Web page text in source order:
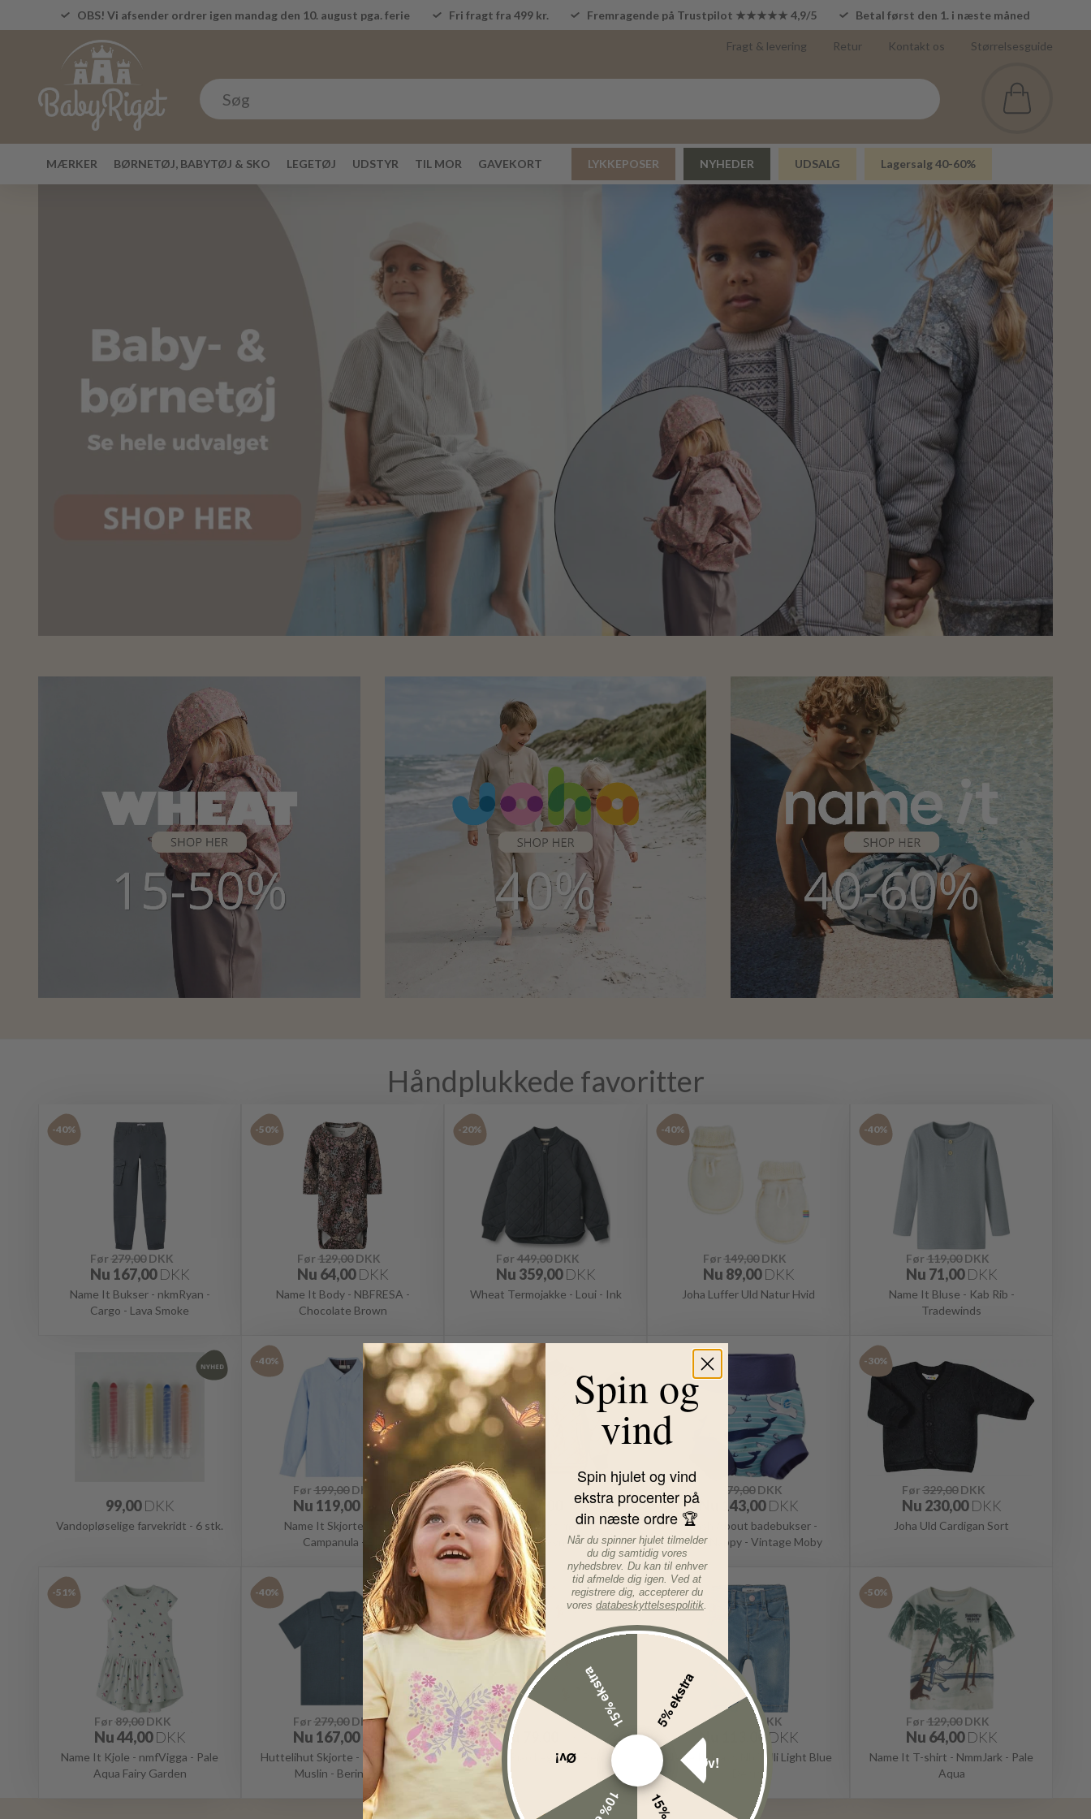
OBS! Vi afsender ordrer igen mandag den 10. august pga. ferie Fri fragt fra 499 kr. Fremragende på Trustpilot ★★★★★ 4,9/5 Betal først den 1. i næste måned
Fragt & levering Retur Kontakt os Størrelsesguide
MÆRKER BØRNETØJ, BABYTØJ & SKO LEGETØJ UDSTYR TIL MOR GAVEKORT LYKKEPOSER NYHEDER UDSALG Lagersalg 40-60%
Håndplukkede favoritter
-40%
Før279,00DKK
Nu 167,00 DKK
Name It Bukser - nkmRyan -
Cargo - Lava Smoke
-50%
Før129,00DKK
Nu 64,00 DKK
Name It Body - NBFRESA -
Chocolate Brown
-20%
Før449,00DKK
Nu 359,00 DKK
Wheat Termojakke - Loui - Ink
-40%
Før149,00DKK
Nu 89,00 DKK
Joha Luffer Uld Natur Hvid
-40%
Før119,00DKK
Nu 71,00 DKK
Name It Bluse - Kab Rib -
Tradewinds
99,00 DKK
Vandopløselige farvekridt - 6 stk.
-40%
Før199,00DKK
Nu 119,00 DKK
Name It Skjorte Newsa
Campanula - Blå
-15%
Før
Nu467,00 DKK
Wheat Termojakke m. fleecefor -
Benni - Brown Stripe
179,00DKK
Nu 143,00 DKK
Splash About badebukser -
Happy Nappy - Vintage Moby
-30%
Før329,00DKK
Nu 230,00 DKK
Joha Uld Cardigan Sort
-51%
Før89,00DKK
Nu44,00 DKK
Name It Kjole - nmfVigga - Pale
Aqua Fairy Garden
-40%
Før279,00DKK
Nu 167,00 DKK
Huttelihut Skjorte - Kortærmet -
Muslin - Bering Sea
Før DKK
Nu DKK
Petit Piao Leggings Berry
-40%
Før DKK
Nu 113,00 DKK
Name It Jeans NbfSalli Light Blue
Denim
-50%
Før129,00DKK
Nu 64,00 DKK
Name It T-shirt - NmmJark - Pale
Aqua
Spin og
vind
Spin hjulet og vind
ekstra procenter på
din næste ordre 🏆
Når du spinner hjulet tilmelder
du dig samtidig vores
nyhedsbrev. Du kan til enhver
tid afmelde dig igen. Ved at
registrere dig, accepterer du
vores databeskyttelsespolitik.
5% ekstra
Øv!
Øv!
15% ekstra